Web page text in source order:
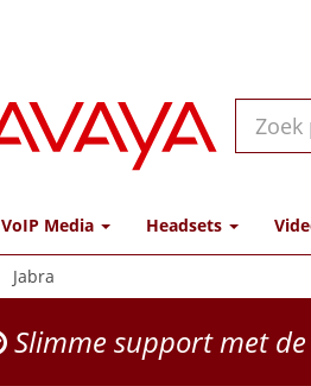
Media Headsets
Jabra
Slimme support met